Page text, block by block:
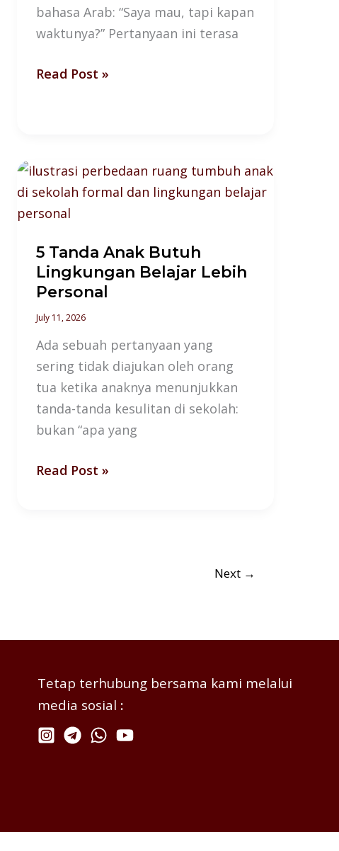
bahasa Arab: “Saya mau, tapi kapan
waktunya?” Pertanyaan ini terasa
Read Post »
5 Tanda Anak Butuh
Lingkungan Belajar Lebih
Personal
July 11, 2026
Ada sebuah pertanyaan yang
sering tidak diajukan oleh orang
tua ketika anaknya menunjukkan
tanda-tanda kesulitan di sekolah:
bukan “apa yang
5
Tanda
Anak
Lingkungan
Belajar
Lebih
Personal
Read Post »
Next →
Tetap terhubung bersama kami melalui
media sosial :